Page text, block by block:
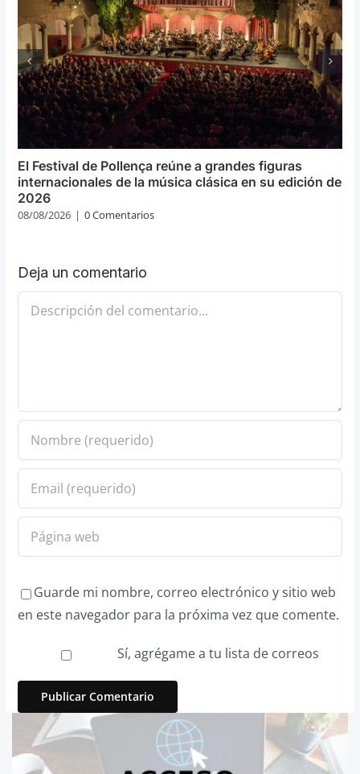
El Festival de Pollença reúne a grandes figuras
internacionales de la música clásica en su edición de
2026
08/08/2026 | 0 Comentarios
Deja un comentario
Comentario
Guarde mi nombre, correo electrónico y sitio web
en este navegador para la próxima vez que comente.
Sí, agrégame a tu lista de correos